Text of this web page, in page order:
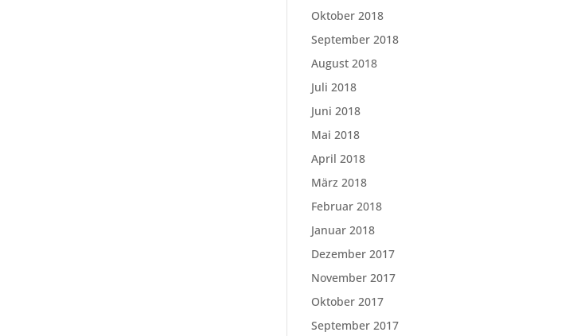
Oktober 2018
September 2018
August 2018
Juli 2018
Juni 2018
Mai 2018
April 2018
März 2018
Februar 2018
Januar 2018
Dezember 2017
November 2017
Oktober 2017
September 2017